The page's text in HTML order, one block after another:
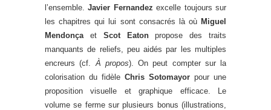
l’ensemble.Javier Fernandez excelle toujours sur
les chapitres qui lui sont consacrés là où Miguel
Mendonça et Scot Eatonpropose des traits
manquants de reliefs, peu aidés par les multiples
encreurs (cf. À propos). On peut compter sur la
colorisation du fidèle Chris Sotomayor pour une
proposition visuelle et graphique efficace. Le
volume se ferme sur plusieurs bonus (illustrations,